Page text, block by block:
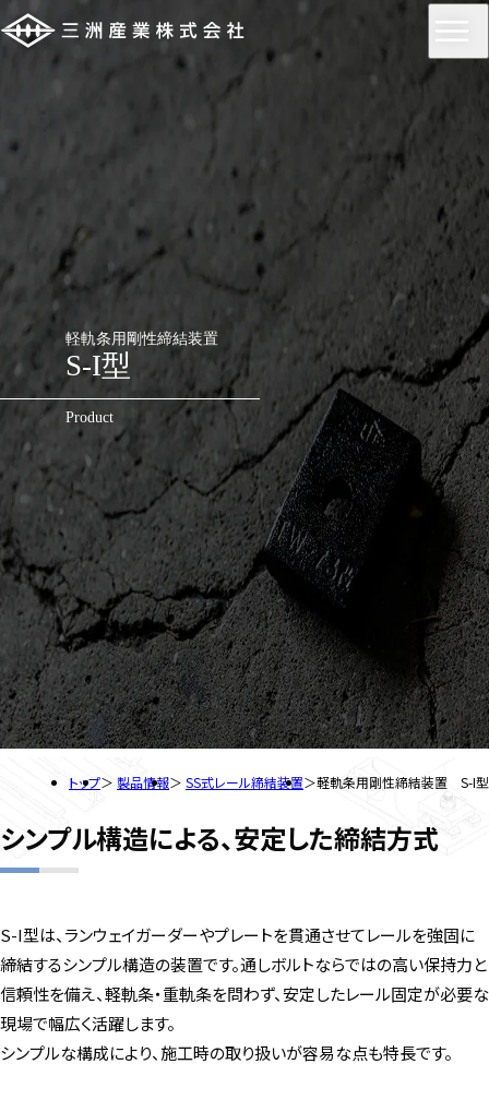
軽軌条用剛性締結装置
S-I型
Product
トップ 製品情報 SS式レール締結装置 軽軌条用剛性締結装置 S-I型
シンプル構造による、安定した締結方式
S-I型は、ランウェイガーダーやプレートを貫通させてレールを強固に
締結するシンプル構造の装置です。通しボルトならではの高い保持力と
信頼性を備え、軽軌条・重軌条を問わず、安定したレール固定が必要な
現場で幅広く活躍します。
シンプルな構成により、施工時の取り扱いが容易な点も特長です。